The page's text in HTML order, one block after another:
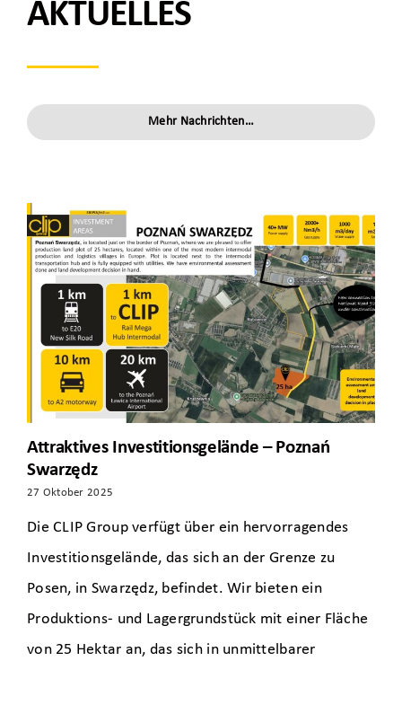
AKTUELLES
Mehr Nachrichten…
Attraktives Investitionsgelände – Poznań
Swarzędz
27 Oktober 2025
Die CLIP Group verfügt über ein hervorragendes
Investitionsgelände, das sich an der Grenze zu
Posen, in Swarzędz, befindet. Wir bieten ein
Produktions- und Lagergrundstück mit einer Fläche
von 25 Hektar an, das sich in unmittelbarer